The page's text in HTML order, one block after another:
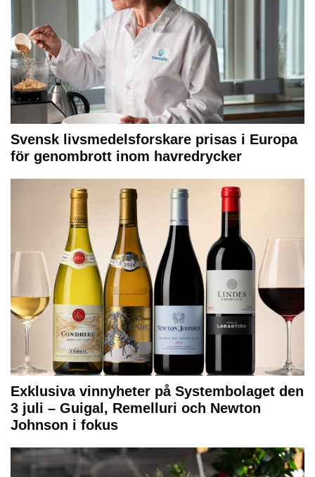
Svensk livsmedelsforskare prisas i Europa
för genombrott inom havredrycker
Exklusiva vinnyheter på Systembolaget den
3 juli – Guigal, Remelluri och Newton
Johnson i fokus